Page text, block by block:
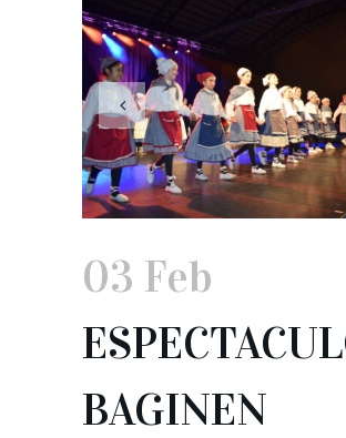
03 Feb
BAGINEN